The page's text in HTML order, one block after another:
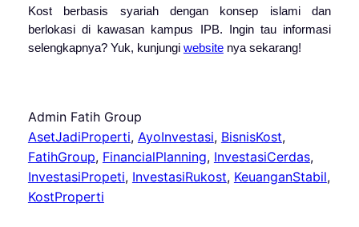
Kost berbasis syariah dengan konsep islami dan
berlokasi di kawasan kampus IPB. Ingin tau informasi
selengkapnya? Yuk, kunjungi websitenya sekarang!
Admin Fatih Group
AsetJadiProperti, AyoInvestasi, BisnisKost ,
FatihGroup, FinancialPlanning, InvestasiCerdas ,
InvestasiPropeti, InvestasiRukost, KeuanganStabil ,
KostProperti